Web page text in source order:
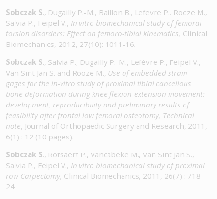
Sobczak S., Dugailly P.-M., Baillon B., Lefevre P., Rooze M.,
Salvia P., Feipel V., In vitro biomechanical study of femoral
torsion disorders: Effect on femoro-tibial kinematics, Clinical
Biomechanics, 2012, 27(10): 1011-16.
Sobczak S., Salvia P., Dugailly P.-M., Lefèvre P., Feipel V.,
Van Sint Jan S. and Rooze M., Use of embedded strain
gages for the in-vitro study of proximal tibial cancellous
bone deformation during knee flexion-extension movement:
development, reproducibility and preliminary results of
feasibility after frontal low femoral osteotomy, Technical
note, Journal of Orthopaedic Surgery and Research, 2011,
6(1) : 12 (10 pages).
Sobczak S., Rotsaert P., Vancabeke M., Van Sint Jan S.,
Salvia P., Feipel V., In vitro biomechanical study of proximal
row Carpectomy, Clinical Biomechanics, 2011, 26(7) : 718-
24.